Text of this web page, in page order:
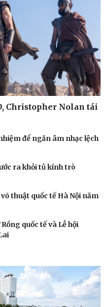
Christopher Nolan tái
để ngăn âm nhạc lệch
ra khỏi tủ kính trò
thuật quốc tế Hà Nội năm
quốc tế và Lễ hội